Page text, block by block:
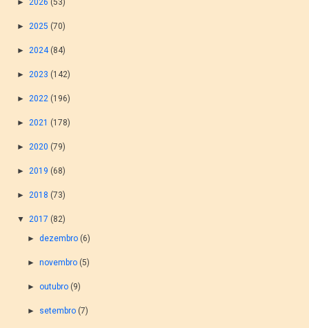
► 2025 (70)
► 2024 (84)
► 2023 (142)
► 2022 (196)
► 2021 (178)
► 2020 (79)
► 2019 (68)
► 2018 (73)
▼ 2017 (82)
► dezembro (6)
► novembro (5)
► outubro (9)
► setembro (7)